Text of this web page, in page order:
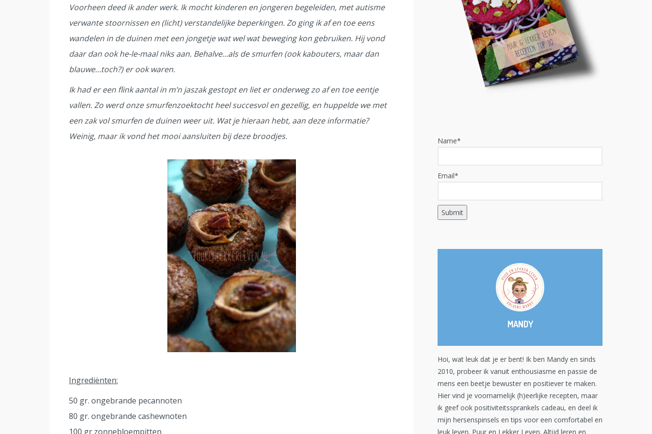
Voorheen deed ik ander werk. Ik mocht kinderen en jongeren begeleiden, met autisme
verwante stoornissen en (licht) verstandelijke beperkingen. Zo ging ik af en toe eens
wandelen in de duinen met een jongetje wat wel wat beweging kon gebruiken. Hij vond
daar dan ook he-le-maal niks aan. Behalve…als de smurfen (ook kabouters, maar dan
blauwe…toch?) er ook waren.
Ik had er een flink aantal in m’n jaszak gestopt en liet er onderweg zo af en toe eentje
vallen. Zo werd onze smurfenzoektocht heel succesvol en gezellig, en huppelde we met
een zak vol smurfen de duinen weer uit. Wat je hieraan hebt, aan deze informatie?
Weinig, maar ik vond het mooi aansluiten bij deze broodjes.
Ingrediënten:
50 gr. ongebrande pecannoten
80 gr. ongebrande cashewnoten
100 gr zonnebloempitten
Name*
Email*
MANDY
Hoi, wat leuk dat je er bent! Ik ben Mandy en sinds
2010, probeer ik vanuit enthousiasme en passie de
mens een beetje bewuster en positiever te maken.
Hier vind je voornamelijk (h)eerlijke recepten, maar
ik geef ook positiviteitssprankels cadeau, en deel ik
mijn hersenspinsels en tips voor een comfortabel en
leuk leven. Puur en Lekker Leven. Altijd leren en